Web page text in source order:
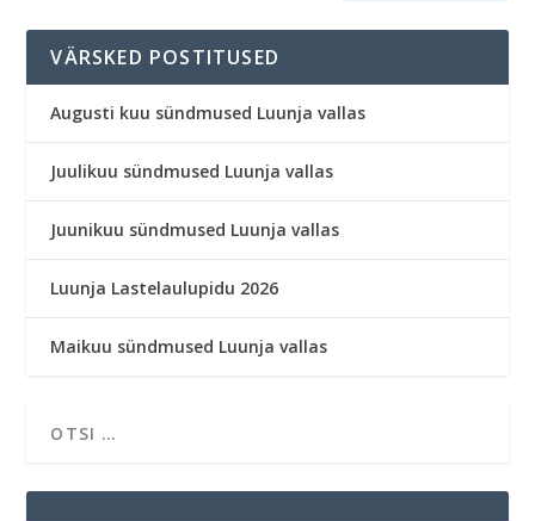
VÄRSKED POSTITUSED
Augusti kuu sündmused Luunja vallas
Juulikuu sündmused Luunja vallas
Juunikuu sündmused Luunja vallas
Luunja Lastelaulupidu 2026
Maikuu sündmused Luunja vallas